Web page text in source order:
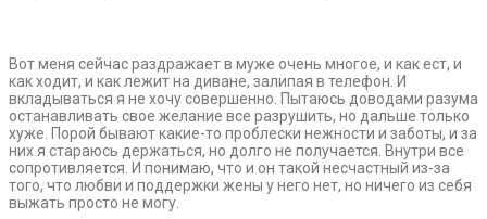
Вот меня сейчас раздражает в муже очень многое, и как ест, и
как ходит, и как лежит на диване, залипая в телефон. И
вкладываться я не хочу совершенно. Пытаюсь доводами разума
останавливать свое желание все разрушить, но дальше только
хуже. Порой бывают какие-то проблески нежности и заботы, и за
них я стараюсь держаться, но долго не получается. Внутри все
сопротивляется. И понимаю, что и он такой несчастный из-за
того, что любви и поддержки жены у него нет, но ничего из себя
выжать просто не могу.